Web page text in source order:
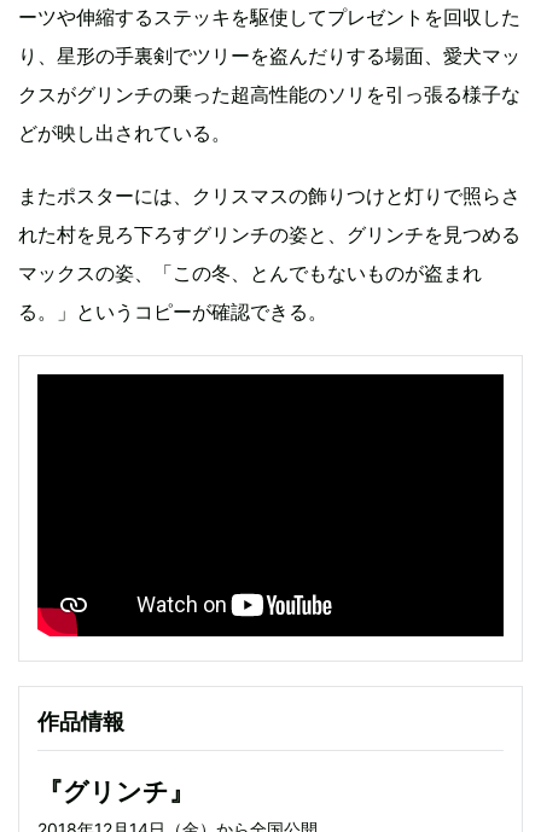
ーツや伸縮するステッキを駆使してプレゼントを回収した
り、星形の手裏剣でツリーを盗んだりする場面、愛犬マッ
クスがグリンチの乗った超高性能のソリを引っ張る様子な
どが映し出されている。
またポスターには、クリスマスの飾りつけと灯りで照らさ
れた村を見ろ下ろすグリンチの姿と、グリンチを見つめる
マックスの姿、「この冬、とんでもないものが盗まれ
る。」というコピーが確認できる。
作品情報
『グリンチ』